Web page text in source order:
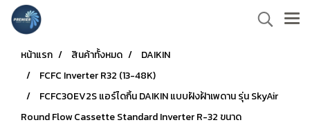
หน้าแรก สินค้าทั้งหมด
DAIKIN
FCFC Inverter R32 (13-48K)
FCFC30EV2S แอร์ไดกิ้น DAIKIN แบบฝังฝ้าเพดาน รุ่น SkyAir
Round Flow Cassette Standard Inverter R-32 ขนาด